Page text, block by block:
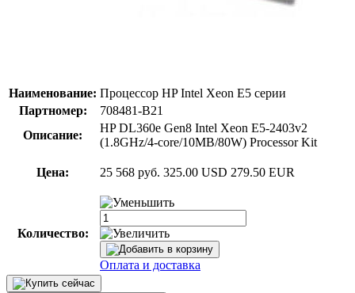
Наименование: Процессор HP Intel Xeon E5 серии
Партномер:
708481-B21
Описание:
HP DL360e Gen8 Intel Xeon E5-2403v2
(1.8GHz/4-core/10MB/80W) Processor Kit
Цена: 25 568 руб. 325.00 USD 279.50 EUR
Количество:
Оплата и доставка